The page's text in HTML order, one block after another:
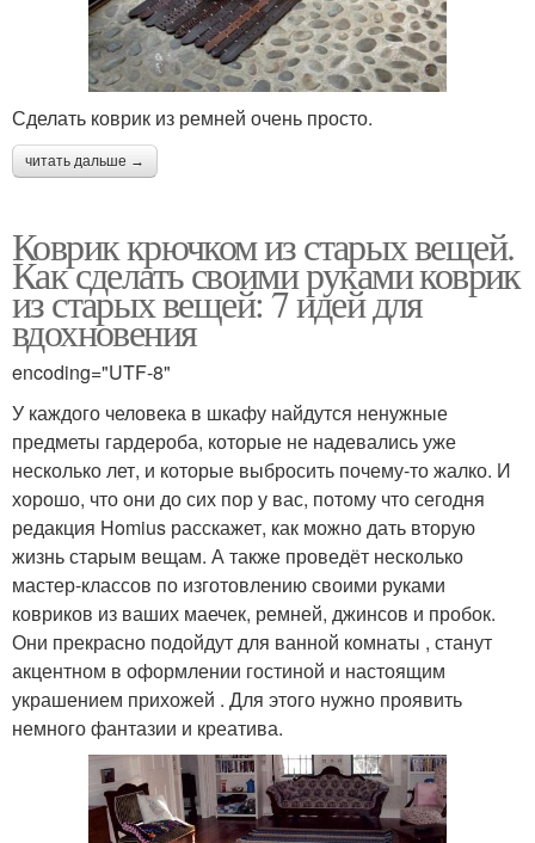
Сделать коврик из ремней очень просто.
читать дальше →
Коврик крючком из старых вещей.
Как сделать своими руками коврик
из старых вещей: 7 идей для
вдохновения
encoding="UTF-8"
У каждого человека в шкафу найдутся ненужные
предметы гардероба, которые не надевались уже
несколько лет, и которые выбросить почему-то жалко. И
хорошо, что они до сих пор у вас, потому что сегодня
редакция Homius расскажет, как можно дать вторую
жизнь старым вещам. А также проведёт несколько
мастер-классов по изготовлению своими руками
ковриков из ваших маечек, ремней, джинсов и пробок.
Они прекрасно подойдут для ванной комнаты , станут
акцентном в оформлении гостиной и настоящим
украшением прихожей . Для этого нужно проявить
немного фантазии и креатива.